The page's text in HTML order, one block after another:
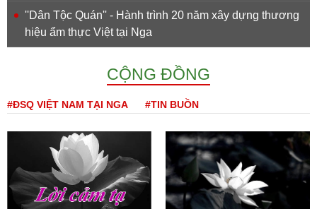
''Dân Tộc Quán'' - Hành trình 20 năm xây dựng thương
hiệu ẩm thực Việt tại Nga
CỘNG ĐỒNG
#ĐSQ VIỆT NAM TẠI NGA #TIN BUỒN